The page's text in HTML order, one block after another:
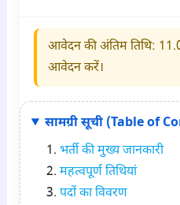
आवेदन की अंतिम तिथि:
आवेदन करें।
सामग्री सूची (Table of
भर्ती की मुख्य जानकारी
महत्वपूर्ण तिथियां
पदों का विवरण